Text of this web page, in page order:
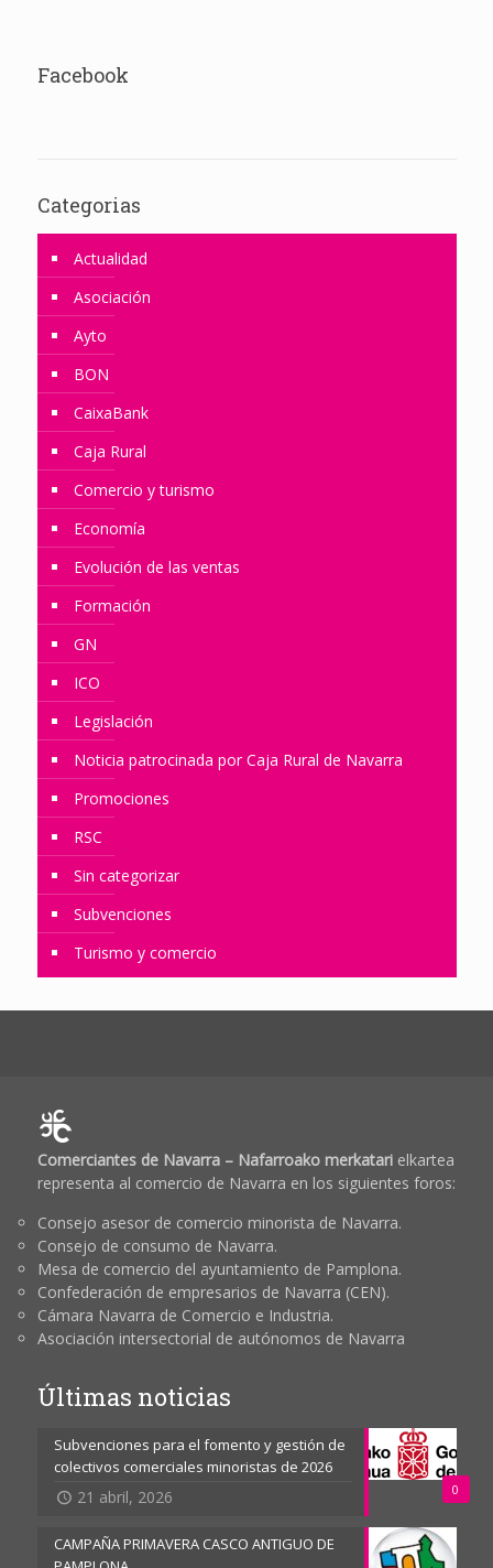
Facebook
Categorias
Actualidad
Asociación
Ayto
BON
CaixaBank
Caja Rural
Comercio y turismo
Economía
Evolución de las ventas
Formación
GN
ICO
Legislación
Noticia patrocinada por Caja Rural de Navarra
Promociones
RSC
Sin categorizar
Subvenciones
Turismo y comercio
Comerciantes de Navarra – Nafarroako merkatarielkartea
representa al comercio de Navarra en los siguientes foros:
Consejo asesor de comercio minorista de Navarra.
Consejo de consumo de Navarra.
Mesa de comercio del ayuntamiento de Pamplona.
Confederación de empresarios de Navarra (CEN).
Cámara Navarra de Comercio e Industria.
Asociación intersectorial de autónomos de Navarra
Últimas noticias
0
Subvenciones para el fomento y gestión de
colectivos comerciales minoristas de 2026
21 abril, 2026
CAMPAÑA PRIMAVERA CASCO ANTIGUO DE